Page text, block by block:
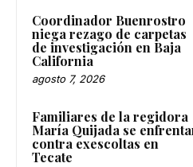
Coordinador Buenrostro
niega rezago de carpetas
de investigación en Baja
California
agosto 7, 2026
Familiares de la regidora
María Quijada se
contra exescoltas en
Tecate